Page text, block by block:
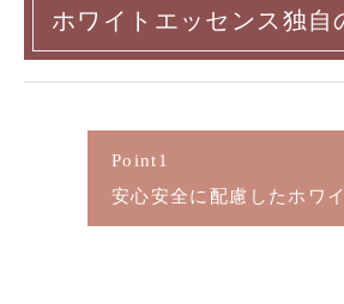
ホワイトエッセンス独自
Point1
安心安全に配慮したホワ